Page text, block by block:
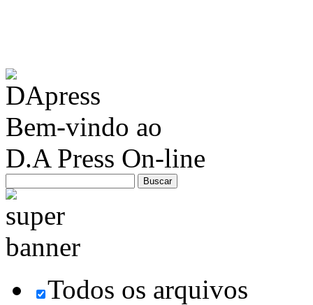
Bem-vindo ao
D.A Press On-line
Todos os arquivos